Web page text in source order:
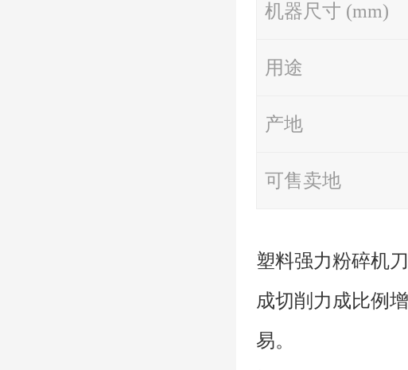
机器尺寸 (mm)
用途
产地
可售卖地
塑料强力粉碎机
成切削力成比例
易。